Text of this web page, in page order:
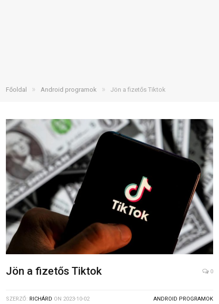
Főoldal » Android programok » Jön a fizetős Tiktok
Jön a fizetős Tiktok 0
SZERZŐ: RICHÁRD ON 2023-10-02 ANDROID PROGRAMOK